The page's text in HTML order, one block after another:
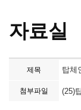
자료실
제목 탑체
첨부파일 (25)